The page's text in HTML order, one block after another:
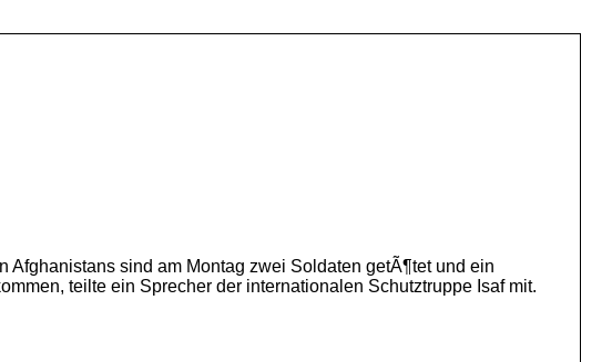
sind am Montag zwei Soldaten getÃ¶tet und ein
teilte ein Sprecher der internationalen Schutztruppe Isaf mit.